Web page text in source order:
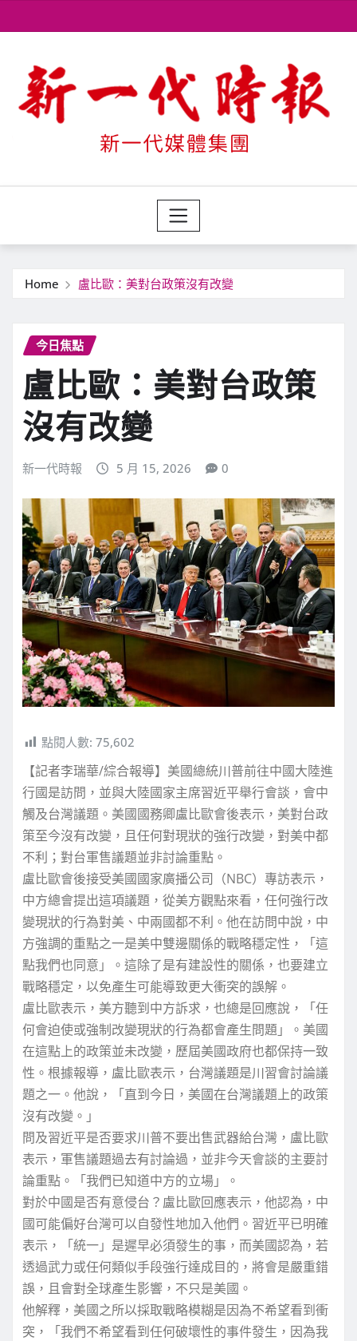
to
Home 盧比歐：美對台政策沒有改變
今日焦點
盧比歐：美對台政策
沒有改變
新一代時報 5 月 15, 2026 0
點閱人數: 75,602
【記者李瑞華/綜合報導】美國總統川普前往中國大陸進
行國是訪問，並與大陸國家主席習近平舉行會談，會中
觸及台灣議題。美國國務卿盧比歐會後表示，美對台政
策至今沒有改變，且任何對現狀的強行改變，對美中都
不利；對台軍售議題並非討論重點。
盧比歐會後接受美國國家廣播公司（NBC）專訪表示，
中方總會提出這項議題，從美方觀點來看，任何強行改
變現狀的行為對美、中兩國都不利。他在訪問中說，中
方強調的重點之一是美中雙邊關係的戰略穩定性，「這
點我們也同意」。這除了是有建設性的關係，也要建立
戰略穩定，以免產生可能導致更大衝突的誤解。
盧比歐表示，美方聽到中方訴求，也總是回應說，「任
何會迫使或強制改變現狀的行為都會產生問題」。美國
在這點上的政策並未改變，歷屆美國政府也都保持一致
性。根據報導，盧比歐表示，台灣議題是川習會討論議
題之一。他說，「直到今日，美國在台灣議題上的政策
沒有改變。」
問及習近平是否要求川普不要出售武器給台灣，盧比歐
表示，軍售議題過去有討論過，並非今天會談的主要討
論重點。「我們已知道中方的立場」。
對於中國是否有意侵台？盧比歐回應表示，他認為，中
國可能偏好台灣可以自發性地加入他們。習近平已明確
表示，「統一」是遲早必須發生的事，而美國認為，若
透過武力或任何類似手段強行達成目的，將會是嚴重錯
誤，且會對全球產生影響，不只是美國。
他解釋，美國之所以採取戰略模糊是因為不希望看到衝
突，「我們不希望看到任何破壞性的事件發生，因為我